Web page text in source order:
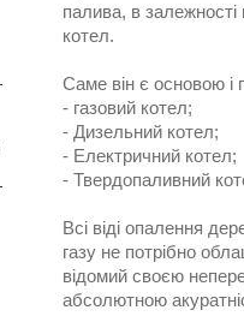
палива, в залежності
котел.
Саме він є основою і
- газовий котел;
- Дизельний котел;
- Електричний котел;
- Твердопаливний
Всі віді опалення
газу не потрібно
відомий своєю
абсолютною